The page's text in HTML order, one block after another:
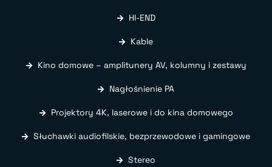
HI-END
Kable
Kino domowe – amplitunery AV, kolumny i zestawy
Nagłośnienie PA
Projektory 4K, laserowe i do kina domowego
Słuchawki audiofilskie, bezprzewodowe i gamingowe
Stereo